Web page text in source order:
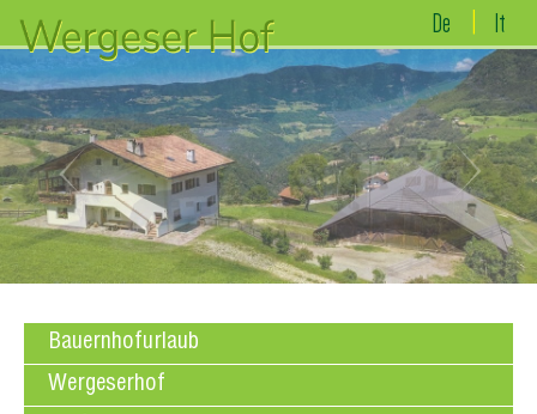
De It
Bauernhofurlaub
Wergeserhof